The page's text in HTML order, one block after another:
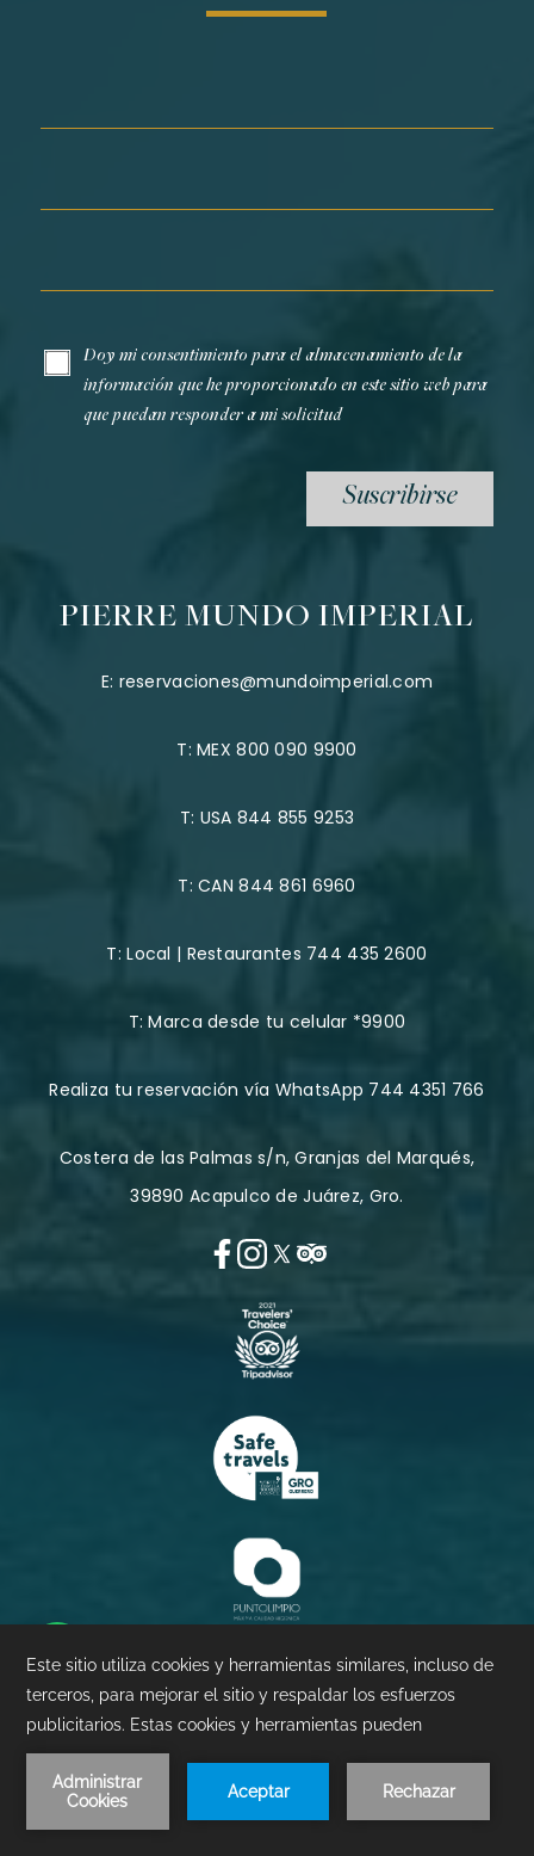
Doy mi consentimiento para el almacenamiento de la
información que he proporcionado en este sitio web para
que puedan responder a mi solicitud
Suscribirse
PIERRE MUNDO IMPERIAL
E: reservaciones@mundoimperial.com
T:MEX 800 090 9900
T: USA 844 855 9253
T:CAN 844 861 6960
T:Local | Restaurantes 744 435 2600
T:Marca desde tu celular *9900
Realiza tu reservación vía WhatsApp 744 4351 766
Costera de las Palmas s/n, Granjas del Marqués,
39890 Acapulco de Juárez, Gro.